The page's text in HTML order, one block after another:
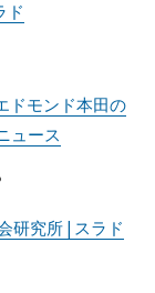
ド
モンド本田の
ュース
研究所 | スラド